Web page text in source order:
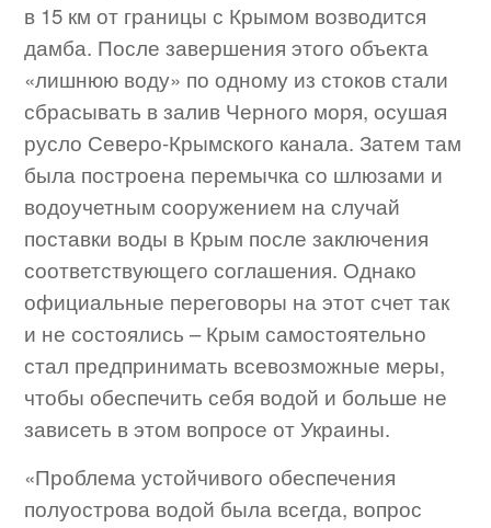
в 15 км от границы с Крымом возводится
дамба. После завершения этого объекта
«лишнюю воду» по одному из стоков стали
сбрасывать в залив Черного моря, осушая
русло Северо-Крымского канала. Затем там
была построена перемычка со шлюзами и
водоучетным сооружением на случай
поставки воды в Крым после заключения
соответствующего соглашения. Однако
официальные переговоры на этот счет так
и не состоялись – Крым самостоятельно
стал предпринимать всевозможные меры,
чтобы обеспечить себя водой и больше не
зависеть в этом вопросе от Украины.
«Проблема устойчивого обеспечения
полуострова водой была всегда, вопрос